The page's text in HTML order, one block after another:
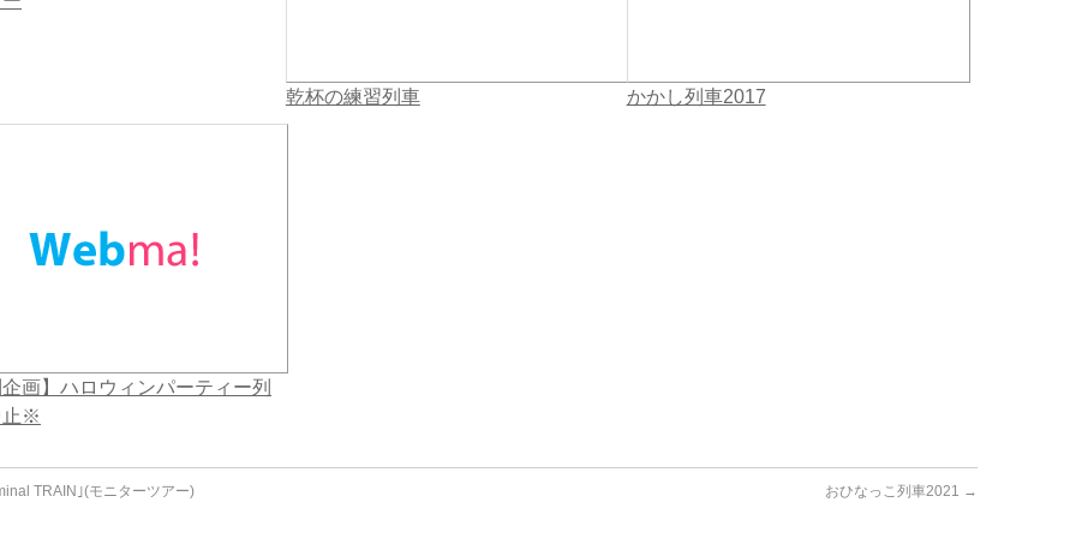
乾杯の練習列車 かかし列車2017
企画】ハロウィンパーティー列
※
TRAIN｣(モニターツアー) おひなっこ列車2021 →